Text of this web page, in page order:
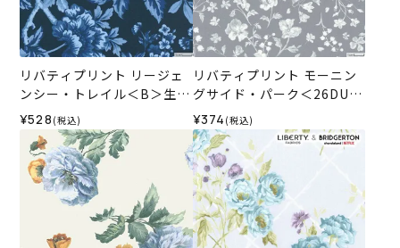
リバティプリント リージェ
ンシー・トレイル＜B＞生地
（リバティ・ファブリック
ス）2026SS
¥528 (税込)
リバティプリント モーニン
グサイド・パーク＜26DU＞
生地 （リバティ・ファブリ
ックス）2026SS
¥374 (税込)